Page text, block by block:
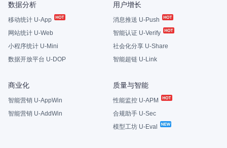
数据分析
移动统计 U-App
网站统计 U-Web
小程序统计 U-Mini
数据开放平台 U-DOP
用户增长
消息推送 U-Push
智能认证 U-Verify
社会化分享 U-Share
智能超链 U-Link
商业化
智能营销 U-AppWin
智能营销 U-AddWin
质量与智能
性能监控 U-APM
合规助手 U-Sec
模型工坊 U-Eval